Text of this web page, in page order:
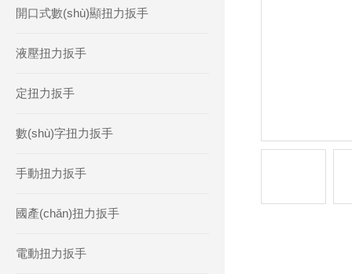
開口式數(shù)顯扭力扳手
液壓扭力扳手
定扭力扳手
數(shù)字扭力扳手
手動扭力扳手
國產(chǎn)扭力扳手
電動扭力扳手